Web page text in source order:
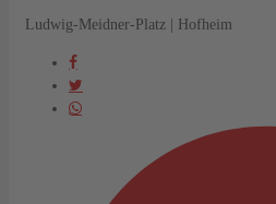
Ludwig-Meidner-Platz | Hofheim